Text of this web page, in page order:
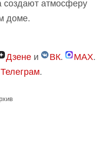
создают атмосферу
доме.
Дзене и ВК. MAX.
Телеграм.